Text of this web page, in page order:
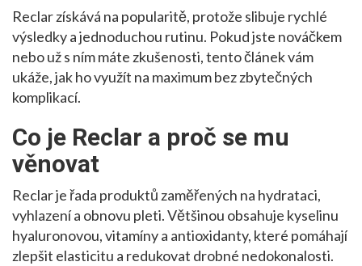
Reclar získává na popularitě, protože slibuje rychlé
výsledky a jednoduchou rutinu. Pokud jste nováčkem
nebo už s ním máte zkušenosti, tento článek vám
ukáže, jak ho využít na maximum bez zbytečných
komplikací.
Co je Reclar a proč se mu
věnovat
Reclar je řada produktů zaměřených na hydrataci,
vyhlazení a obnovu pleti. Většinou obsahuje kyselinu
hyaluronovou, vitamíny a antioxidanty, které pomáhají
zlepšit elasticitu a redukovat drobné nedokonalosti.